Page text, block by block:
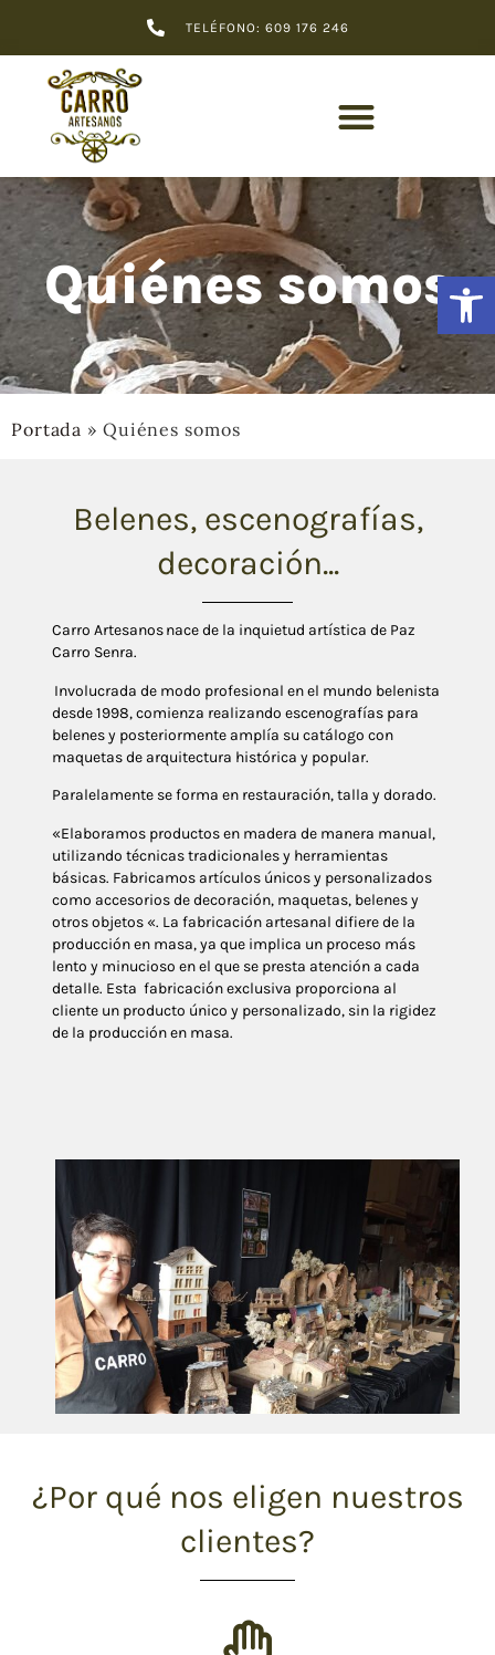
Abrir
TELÉFONO: 609 176 246
Quiénes somos
Portada » Quiénes somos
Belenes, escenografías,
decoración...
Carro Artesanos nace de la inquietud artística de Paz
Carro Senra.
Involucrada de modo profesional en el mundo belenista
desde 1998, comienza realizando escenografías para
belenes y posteriormente amplía su catálogo con
maquetas de arquitectura histórica y popular.
Paralelamente se forma en restauración, talla y dorado.
«Elaboramos productos en madera de manera manual,
utilizando técnicas tradicionales y herramientas
básicas. Fabricamos artículos únicos y personalizados
como accesorios de decoración, maquetas, belenes y
otros objetos «. La fabricación artesanal difiere de la
producción en masa, ya que implica un proceso más
lento y minucioso en el que se presta atención a cada
detalle. Esta fabricación exclusiva proporciona al
cliente un producto único y personalizado, sin la rigidez
de la producción en masa.
¿Por qué nos eligen nuestros
clientes?